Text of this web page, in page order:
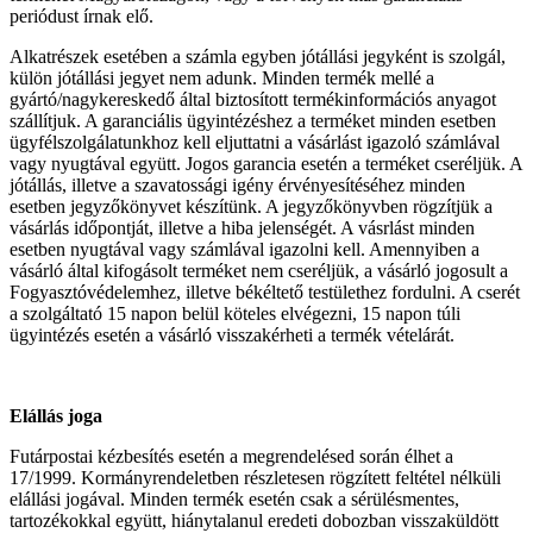
periódust írnak elő.
Alkatrészek esetében a számla egyben jótállási jegyként is szolgál,
külön jótállási jegyet nem adunk. Minden termék mellé a
gyártó/nagykereskedő által biztosított termékinformációs anyagot
szállítjuk. A garanciális ügyintézéshez a terméket minden esetben
ügyfélszolgálatunkhoz kell eljuttatni a vásárlást igazoló számlával
vagy nyugtával együtt. Jogos garancia esetén a terméket cseréljük. A
jótállás, illetve a szavatossági igény érvényesítéséhez minden
esetben jegyzőkönyvet készítünk. A jegyzőkönyvben rögzítjük a
vásárlás időpontját, illetve a hiba jelenségét. A vásrlást minden
esetben nyugtával vagy számlával igazolni kell. Amennyiben a
vásárló által kifogásolt terméket nem cseréljük, a vásárló jogosult a
Fogyasztóvédelemhez, illetve békéltető testülethez fordulni. A cserét
a szolgáltató 15 napon belül köteles elvégezni, 15 napon túli
ügyintézés esetén a vásárló visszakérheti a termék vételárát.
Elállás joga
Futárpostai kézbesítés esetén a megrendelésed során élhet a
17/1999. Kormányrendeletben részletesen rögzített feltétel nélküli
elállási jogával. Minden termék esetén csak a sérülésmentes,
tartozékokkal együtt, hiánytalanul eredeti dobozban visszaküldött